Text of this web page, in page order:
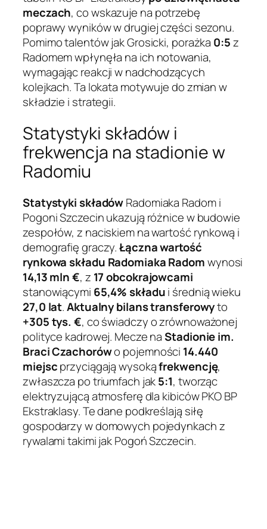
meczach, co wskazuje na potrzebę
poprawy wyników w drugiej części sezonu.
Pomimo talentów jak Grosicki, porażka 0:5z
Radomem wpłynęła na ich notowania,
wymagając reakcji w nadchodzących
kolejkach. Ta lokata motywuje do zmian w
składzie i strategii.
Statystyki składów i
frekwencja na stadionie w
Radomiu
Statystyki składówRadomiaka Radom i
Pogoni Szczecin ukazują różnice w budowie
zespołów, z naciskiem na wartość rynkową i
demografię graczy.Łączna wartość
rynkowa składu Radomiaka Radomwynosi
14,13 mln €, z 17 obcokrajowcami
stanowiącymi 65,4% składui średnią wieku
27,0 lat.Aktualny bilans transferowyto
+305 tys. €, co świadczy o zrównoważonej
polityce kadrowej. Mecze naStadionie im.
Braci Czachorówo pojemności 14.440
miejscprzyciągają wysokąfrekwencję,
zwłaszcza po triumfach jak5:1, tworząc
elektryzującą atmosferę dla kibiców PKO BP
Ekstraklasy. Te dane podkreślają siłę
gospodarzy w domowych pojedynkach z
rywalami takimi jak Pogoń Szczecin.